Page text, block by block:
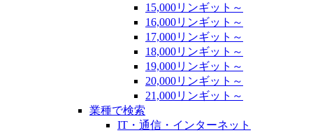
15,000リンギット～
16,000リンギット～
17,000リンギット～
18,000リンギット～
19,000リンギット～
20,000リンギット～
21,000リンギット～
業種で検索
IT・通信・インターネット